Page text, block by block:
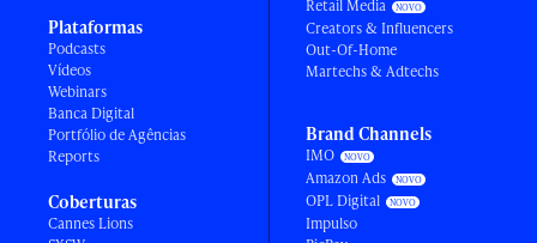
Plataformas
Podcasts
Vídeos
Webinars
Banca Digital
Portfólio de Agências
Reports
Coberturas
Cannes Lions
Retail Media
Creators & Influencers
Out-Of-Home
Martechs & Adtechs
Brand Channels
IMO
Amazon Ads
OPL Digital
Impulso